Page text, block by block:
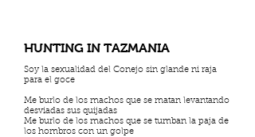
HUNTING IN TAZMANIA
Soy la sexualidad del Conejo sin glande ni raja
para el goce
Me burlo de los machos que se matan levantando
desviadas sus quijadas
Me burlo de los machos que se tumban la paja de
los hombros con un golpe